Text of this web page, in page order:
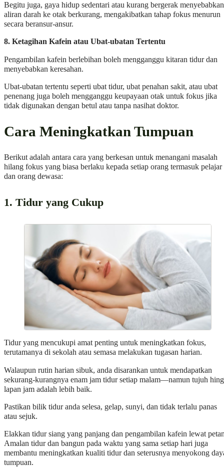
Begitu juga, gaya hidup sedentari atau kurang bergerak menyebabkan
aliran darah ke otak berkurang, mengakibatkan tahap fokus menurun
secara beransur-ansur.
8. Ketagihan Kafein atau Ubat-ubatan Tertentu
Pengambilan kafein berlebihan boleh mengganggu kitaran tidur dan
menyebabkan keresahan.
Ubat-ubatan tertentu seperti ubat tidur, ubat penahan sakit, atau ubat
penenang juga boleh mengganggu keupayaan otak untuk fokus jika
tidak digunakan dengan betul atau tanpa nasihat doktor.
Cara Meningkatkan Tumpuan
Berikut adalah antara cara yang berkesan untuk menangani masalah
hilang fokus yang biasa berlaku kepada setiap orang termasuk pelajar
dan orang dewasa:
1. Tidur yang Cukup
Tidur yang mencukupi amat penting untuk meningkatkan fokus,
terutamanya di sekolah atau semasa melakukan tugasan harian.
Walaupun rutin harian sibuk, anda disarankan untuk mendapatkan
sekurang-kurangnya enam jam tidur setiap malam—namun tujuh
lapan jam adalah lebih baik.
Pastikan bilik tidur anda selesa, gelap, sunyi, dan tidak terlalu panas
atau sejuk.
Elakkan tidur siang yang panjang dan pengambilan kafein lewat
Amalan tidur dan bangun pada waktu yang sama setiap hari juga
membantu meningkatkan kualiti tidur dan seterusnya menyokong
tumpuan.